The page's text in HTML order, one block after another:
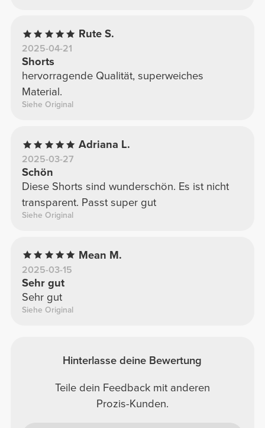
Rute S.
2025-04-21
Shorts
hervorragende Qualität, superweiches
Material.
Siehe Original
Adriana L.
2025-03-27
Schön
Diese Shorts sind wunderschön. Es ist nicht
transparent. Passt super gut
Siehe Original
Mean M.
2025-03-15
Sehr gut
Sehr gut
Siehe Original
Hinterlasse deine Bewertung
Teile dein Feedback mit anderen
Prozis-Kunden.